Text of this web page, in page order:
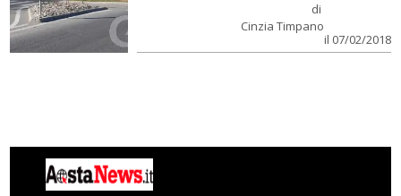
di
Cinzia Timpano
il 07/02/2018